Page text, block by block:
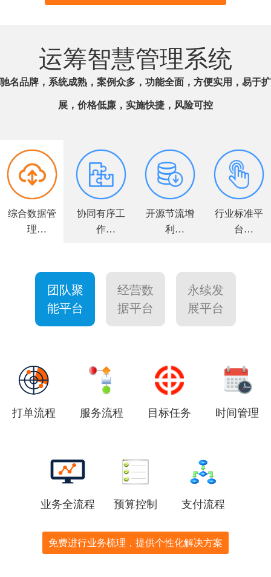
运筹智慧管理系统
驰名品牌，系统成熟，案例众多，功能全面，方便实用，易于扩
展，价格低廉，实施快捷，风险可控
综合数据管
理
协同有序工
作
开源节流增
利
行业标准平
台
团队聚
能平台
经营数
据平台
永续发
展平台
打单流程 服务流程 目标任务 时间管理
业务全流程 预算控制 支付流程
免费进行业务梳理，提供个性化解决方案